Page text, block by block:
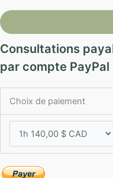
Consultations
par compte PayPal
Choix de paiement